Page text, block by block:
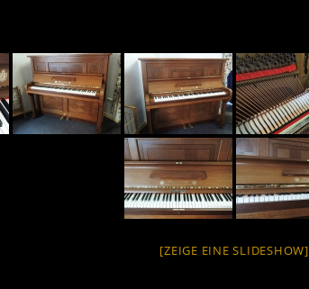
[ZEIGE EINE SLIDESHOW]